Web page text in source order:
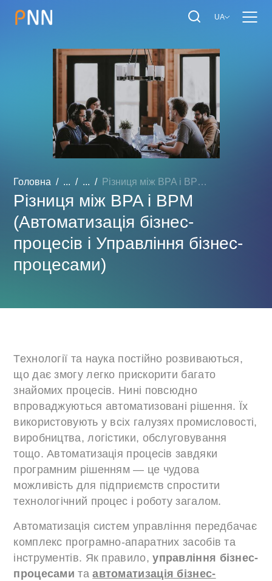
UA
Головна ... ... Різниця між BPA і BPM (Ав...
Різниця між BPA і BPM
(Автоматизація бізнес-
процесів і Управління бізнес-
процесами)
Технології та наука постійно розвиваються,
що дає змогу легко прискорити багато
знайомих процесів. Нині повсюдно
впроваджуються автоматизовані рішення. Їх
використовують у всіх галузях промисловості,
виробництва, логістики, обслуговування
тощо. Автоматизація процесів завдяки
програмним рішенням — це чудова
можливість для підприємств спростити
технологічний процес і роботу загалом.
Автоматизація систем управління передбачає
комплекс програмно-апаратних засобів та
інструментів. Як правило,управління бізнес-
процесами таавтоматизація бізнес-